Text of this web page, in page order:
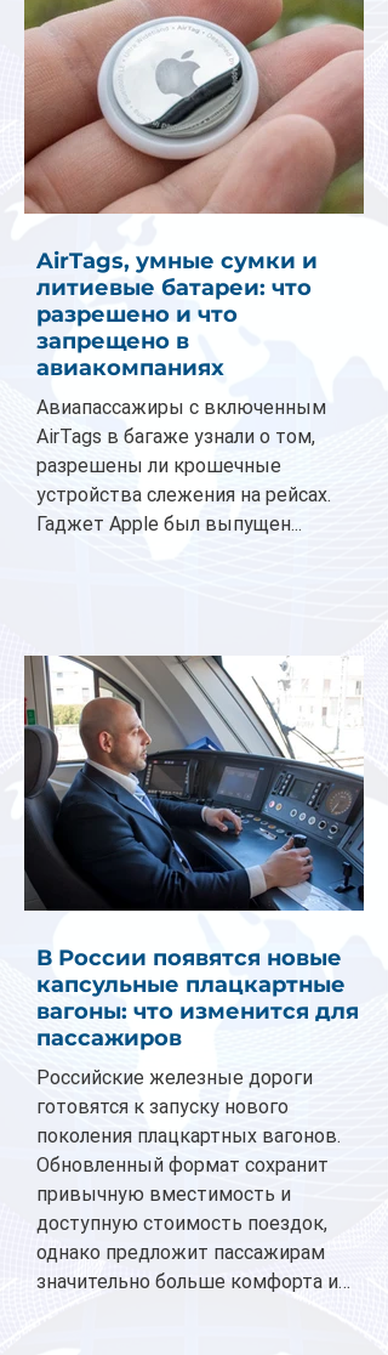
AirTags, умные сумки и
литиевые батареи: что
разрешено и что
запрещено в
авиакомпаниях
Авиапассажиры с включенным
AirTags в багаже узнали о том,
разрешены ли крошечные
устройства слежения на рейсах.
Гаджет Apple был выпущен...
В России появятся новые
капсульные плацкартные
вагоны: что изменится для
пассажиров
Российские железные дороги
готовятся к запуску нового
поколения плацкартных вагонов.
Обновленный формат сохранит
привычную вместимость и
доступную стоимость поездок,
однако предложит пассажирам
значительно больше комфорта и